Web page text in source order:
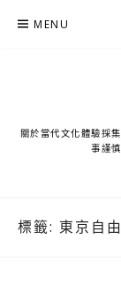
MENU
關於當代文化體驗採
事謹
標籤: 東京自